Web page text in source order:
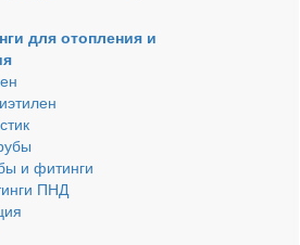
для отопления и
и фитинги
ПНД